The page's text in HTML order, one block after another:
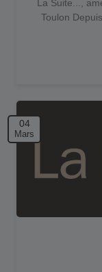
La Suite...,
Toulon
04
Mars